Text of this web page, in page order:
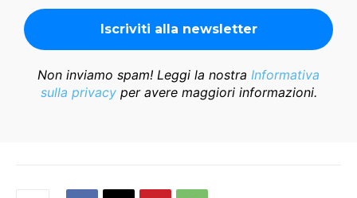
Non inviamo spam! Leggi la nostra Informativa
sulla privacyper avere maggiori informazioni.